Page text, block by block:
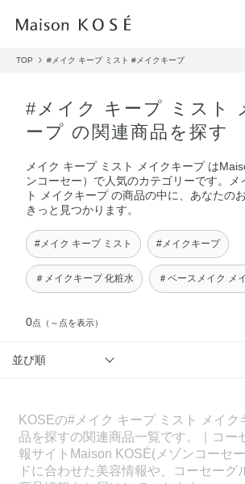
TOP #メイク キープ ミスト #メイクキープ
#メイク キープ ミスト
ープ の関連商品を探す
メイク キープ ミスト メイクキープ は
ンコーセー）で人気のカテゴリーです。メ
ト メイクキープ の商品の中に、あなたの
きっと見つかります。
#メイク キープ ミスト #メイクキープ
＃メイクキープ 化粧水 ＃ベースメイク メ
0点 （～点を表示）
並び順
KOSEの#メイク キープ ミスト メイク
品を探すの関連商品一覧です。｜コー
報サイトMaison KOSÉ(メゾンコーセ
ドに合わせた美容情報や、コーセーグ